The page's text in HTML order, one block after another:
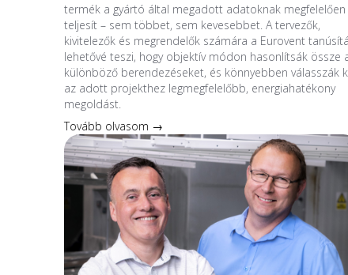
termék a gyártó által megadott adatoknak megfelelően
teljesít – sem többet, sem kevesebbet. A tervezők,
kivitelezők és megrendelők számára a Eurovent
lehetővé teszi, hogy objektív módon hasonlítsák össze
különböző berendezéseket, és könnyebben válasszák
az adott projekthez legmegfelelőbb, energiahatékony
megoldást.
Tovább olvasom →